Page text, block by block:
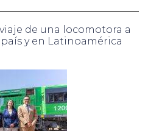
de una locomotora a
y en Latinoamérica